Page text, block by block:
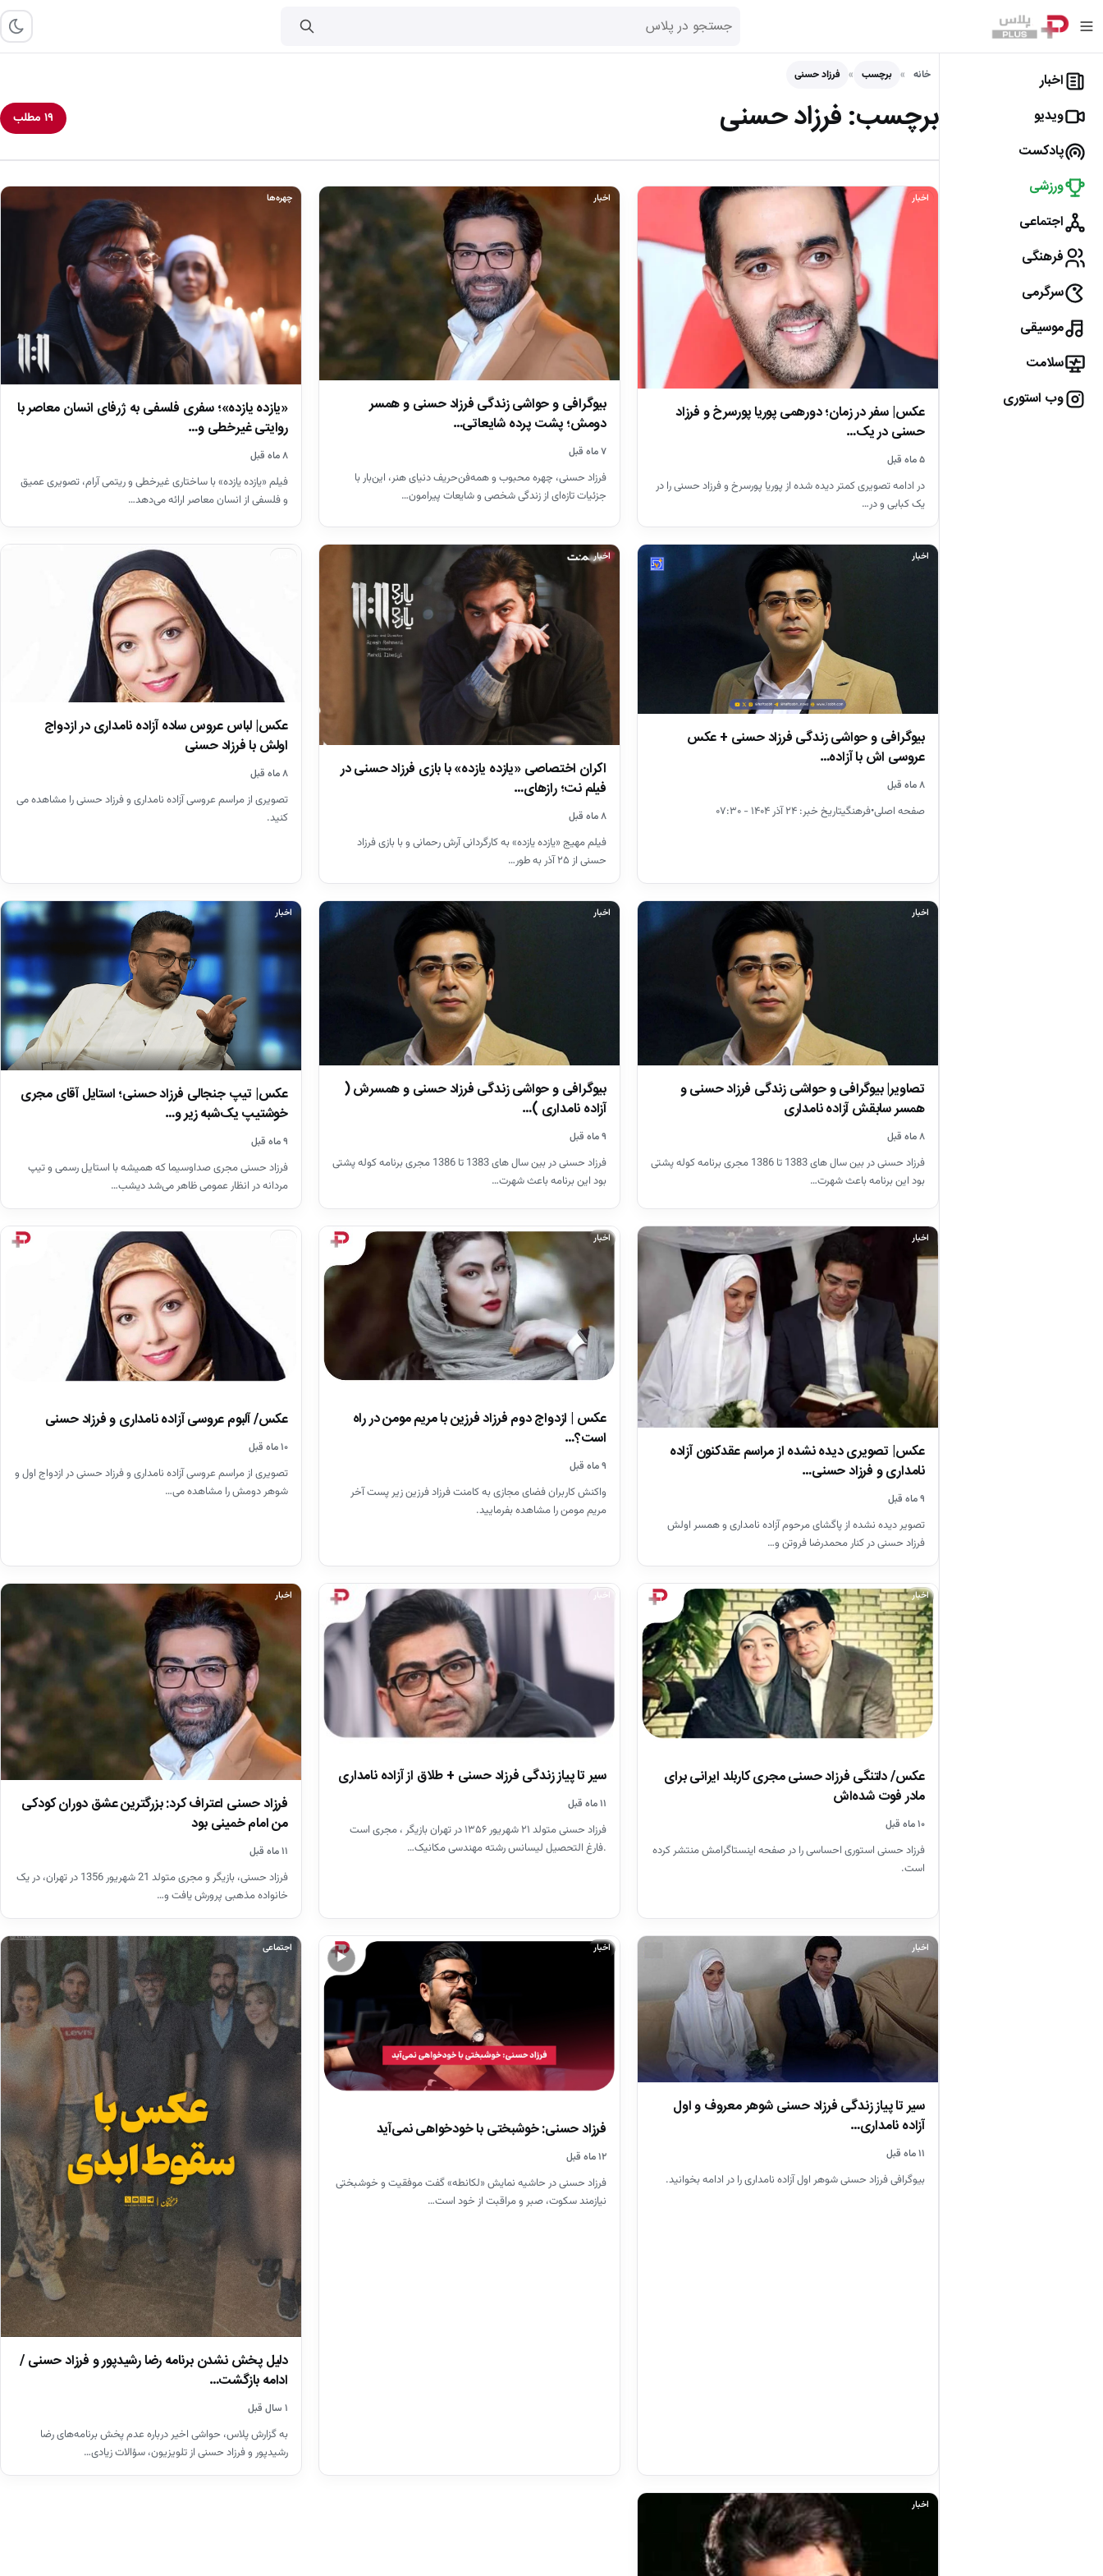
اخبار
ویدیو
پادکست
ورزشی
اجتماعی
فرهنگی
سرگرمی
موسیقی
سلامت
وب استوری
خانه برچسب فرزاد حسنی
برچسب:فرزاد حسنی ۱۹ مطلب
اخبار
عکس| سفر در زمان؛ دورهمی پوریا پورسرخ و فرزاد
حسنی در یک…
۵ ماه قبل
در ادامه تصویری کمتر دیده شده از پوریا پورسرخ و فرزاد حسنی را در
یک کبابی و در…
اخبار
بیوگرافی و حواشی زندگی فرزاد حسنی و همسر
دومش؛ پشت پرده شایعاتی…
۷ ماه قبل
فرزاد حسنی، چهره محبوب و همه‌فن‌حریف دنیای هنر، این‌بار با
جزئیات تازه‌ای از زندگی شخصی و شایعات پیرامون…
چهره‌ها
«یازده یازده»؛ سفری فلسفی به ژرفای انسان معاصر با
روایتی غیرخطی و…
۸ ماه قبل
فیلم «یازده یازده» با ساختاری غیرخطی و ریتمی آرام، تصویری عمیق
و فلسفی از انسان معاصر ارائه می‌دهد…
اخبار
بیوگرافی و حواشی زندگی فرزاد حسنی + عکس
عروسی اش با آزاده…
۸ ماه قبل
صفحه اصلی•فرهنگیتاریخ خبر: ۲۴ آذر ۱۴۰۴ - ۰۷:۳۰
اخبار
اکران اختصاصی «یازده یازده» با بازی فرزاد حسنی در
فیلم نت؛ رازهای…
۸ ماه قبل
فیلم مهیج «یازده یازده» به کارگردانی آرش رحمانی و با بازی فرزاد
حسنی از ۲۵ آذر به طور…
عکس| لباس عروس ساده آزاده نامداری در ازدواج
اولش با فرزاد حسنی
۸ ماه قبل
تصویری از مراسم عروسی آزاده نامداری و فرزاد حسنی را مشاهده می
کنید.
اخبار
تصاویر| بیوگرافی و حواشی زندگی فرزاد حسنی و
همسر سابقش آزاده نامداری
۸ ماه قبل
فرزاد حسنی در بین سال های 1383 تا 1386 مجری برنامه کوله پشتی
بود این برنامه باعث شهرت…
اخبار
بیوگرافی و حواشی زندگی فرزاد حسنی و همسرش (
آزاده نامداری )…
۹ ماه قبل
فرزاد حسنی در بین سال های 1383 تا 1386 مجری برنامه کوله پشتی
بود این برنامه باعث شهرت…
اخبار
عکس| تیپ جنجالی فرزاد حسنی؛ استایل آقای مجری
خوشتیپ یک‌شبه زیر و…
۹ ماه قبل
فرزاد حسنی مجری صداوسیما که همیشه با استایل رسمی و تیپ
مردانه در انظار عمومی ظاهر می‌شد دیشب…
اخبار
عکس| تصویری دیده نشده از مراسم عقدکنون آزاده
نامداری و فرزاد حسنی…
۹ ماه قبل
تصویر دیده نشده از پاگشای مرحوم آزاده نامداری و همسر اولش
فرزاد حسنی در کنار محمدرضا فروتن و…
اخبار
عکس | ازدواج دوم فرزاد فرزین با مریم مومن در راه
است؟…
۹ ماه قبل
واکنش کاربران فضای مجازی به کامنت فرزاد فرزین زیر پست آخر
مریم مومن را مشاهده بفرمایید.
عکس‌/ آلبوم عروسی آزاده نامداری و فرزاد حسنی
۱۰ ماه قبل
تصویری از مراسم عروسی آزاده نامداری و فرزاد حسنی در ازدواج اول و
شوهر دومش را مشاهده می…
اخبار
عکس/ دلتنگی فرزاد حسنی مجری کاربلد ایرانی برای
مادر فوت شده‌اش
۱۰ ماه قبل
فرزاد حسنی استوری احساسی را در صفحه اینستاگرامش منتشر کرده
است.
اخبار
سیر تا پیاز زندگی فرزاد حسنی + طلاق از آزاده نامداری
۱۱ ماه قبل
فرزاد حسنی متولد ۲۱ شهریور ۱۳۵۶ در تهران بازیگر ، مجری است
.فارغ التحصیل لیسانس رشته مهندسی مکانیک…
اخبار
فرزاد حسنی اعتراف کرد: بزرگترین عشق دوران کودکی
من ‌امام خمینی بود
۱۱ ماه قبل
فرزاد حسنی، بازیگر و مجری متولد 21 شهریور 1356 در تهران، در یک
خانواده مذهبی پرورش یافت و…
اخبار
سیر تا پیاز زندگی فرزاد حسنی شوهر معروف و اول
آزاده نامداری…
۱۱ ماه قبل
بیوگرافی فرزاد حسنی شوهر اول آزاده نامداری را در ادامه بخوانید.
▶
اخبار
فرزاد حسنی: خوشبختی با خودخواهی نمی‌آید
۱۲ ماه قبل
فرزاد حسنی در حاشیه نمایش «لکانطه» گفت موفقیت و خوشبختی
نیازمند سکوت، صبر و مراقبت از خود است…
اجتماعی
دلیل پخش نشدن برنامه رضا رشیدپور و فرزاد حسنی /
ادامه بازگشت…
۱ سال قبل
به گزارش پلاس، حواشی اخیر درباره عدم پخش برنامه‌های رضا
رشیدپور و فرزاد حسنی از تلویزیون، سؤالات زیادی…
اخبار